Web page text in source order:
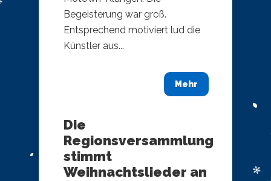
Begeisterung war groß.
Entsprechend motiviert lud die
Künstler aus...
Mehr
Die
Regionsversammlung
stimmt
Weihnachtslieder an